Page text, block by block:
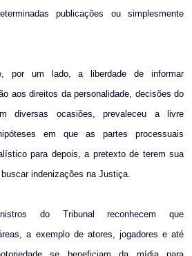
publicações ou simplesmente
por um lado, a liberdade de informar
aos direitos da personalidade, decisões do
diversas ocasiões, prevaleceu a livre
em que as partes processuais
para depois, a pretexto de terem sua
indenizações na Justiça.
do Tribunal reconhecem que
a exemplo de atores, jogadores e até